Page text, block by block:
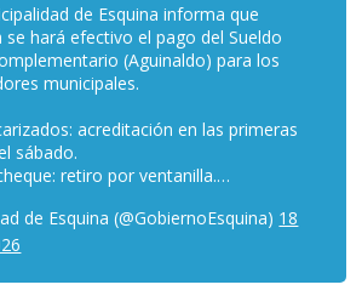
de Esquina informa que
se hará efectivo el pago del Sueldo
(Aguinaldo) para los
municipales.
acreditación en las primeras
sábado.
retiro por ventanilla.…
de Esquina (@GobiernoEsquina) 18